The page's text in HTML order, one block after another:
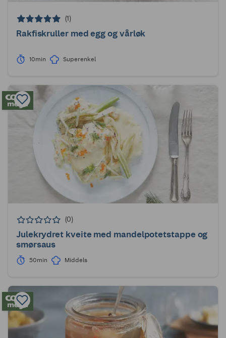
(1)
Rakfiskruller med egg og vårløk
10min Superenkel
(0)
Julekrydret kveite med mandelpotetstappe og
smørsaus
50min Middels